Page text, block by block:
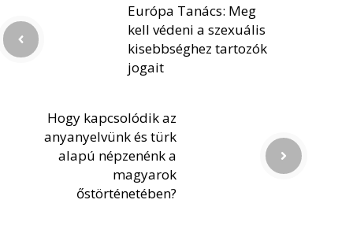
Európa Tanács: Meg
kell védeni a szexuális
kisebbséghez tartozók
jogait
Hogy kapcsolódik az
anyanyelvünk és türk
alapú népzenénk a
magyarok
őstörténetében?